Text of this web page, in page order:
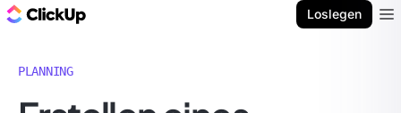
Loslegen
PLANNING